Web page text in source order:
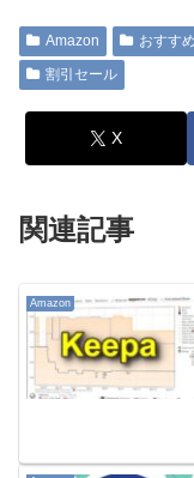
Amazon
おすす
割引セール
X
関連記事
Amazon